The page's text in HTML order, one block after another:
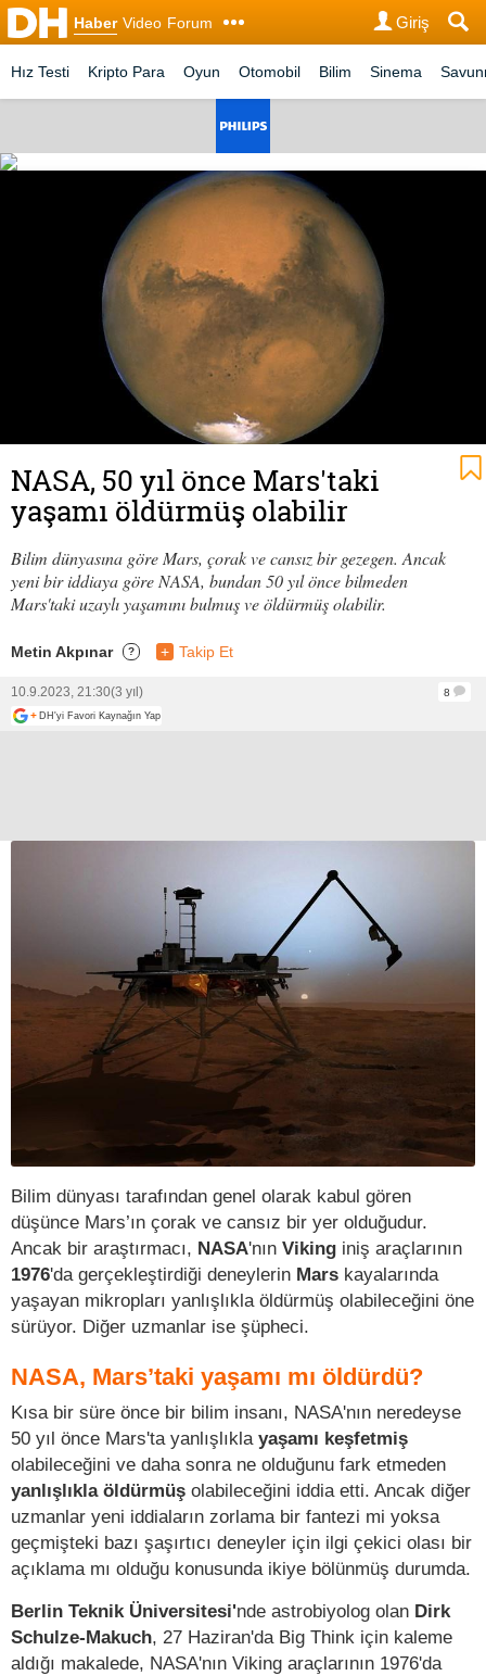
Haber Video Forum Giriş
Hız Testi Kripto Para Oyun Otomobil Bilim Sinema
NASA, 50 yıl önce Mars'taki
yaşamı öldürmüş olabilir
Bilim dünyasına göre Mars, çorak ve cansız bir gezegen. Ancak
yeni bir iddiaya göre NASA, bundan 50 yıl önce bilmeden
Mars'taki uzaylı yaşamını bulmuş ve öldürmüş olabilir.
Metin Akpınar ? + Takip Et
10.9.2023, 21:30(3 yıl)
8
+ DH'yi Favori Kaynağın Yap
Bilim dünyası tarafından genel olarak kabul gören
düşünce Mars’ın çorak ve cansız bir yer olduğudur.
Ancak bir araştırmacı, NASA'nın Viking iniş araçlarının
1976'da gerçekleştirdiği deneylerin Mars kayalarında
yaşayan mikropları yanlışlıkla öldürmüş olabileceğini öne
sürüyor. Diğer uzmanlar ise şüpheci.
NASA, Mars’taki yaşamı mı öldürdü?
Kısa bir süre önce bir bilim insanı, NASA'nın neredeyse
50 yıl önce Mars'ta yanlışlıkla yaşamı keşfetmiş
olabileceğini ve daha sonra ne olduğunu fark etmeden
yanlışlıkla öldürmüş olabileceğini iddia etti. Ancak diğer
uzmanlar yeni iddiaların zorlama bir fantezi mi yoksa
geçmişteki bazı şaşırtıcı deneyler için ilgi çekici olası bir
açıklama mı olduğu konusunda ikiye bölünmüş durumda.
Berlin Teknik Üniversitesi'nde astrobiyolog olan Dirk
Schulze-Makuch, 27 Haziran'da Big Think için kaleme
aldığı makalede, NASA'nın Viking araçlarının 1976'da